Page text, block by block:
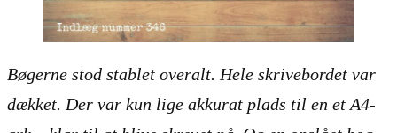
Bøgerne stod stablet overalt. Hele skrivebordet var
dækket. Der var kun lige akkurat plads til en et A4-